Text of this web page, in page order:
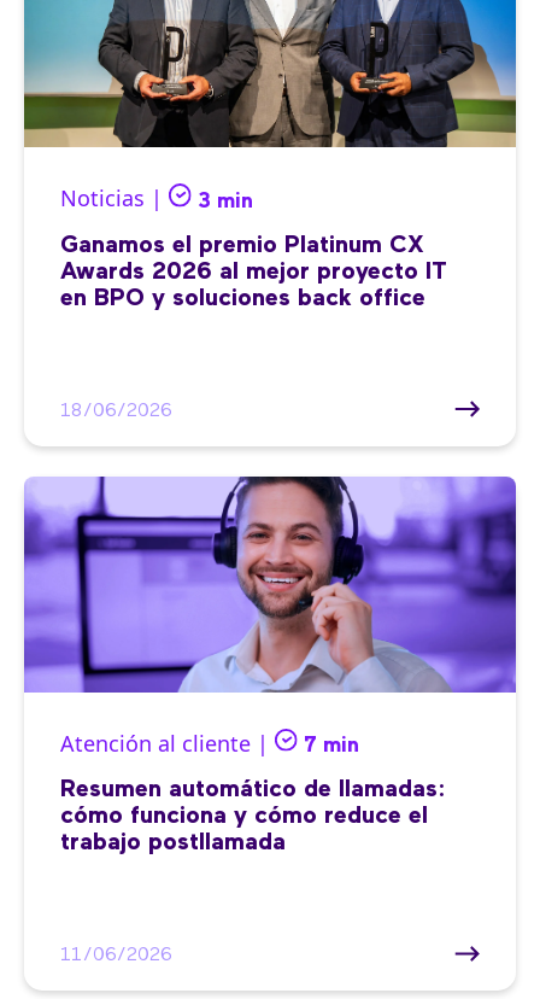
Noticias | 3 min
Ganamos el premio Platinum CX
Awards 2026 al mejor proyecto IT
en BPO y soluciones back office
18/06/2026
Atención al cliente | 7 min
Resumen automático de llamadas:
cómo funciona y cómo reduce el
trabajo postllamada
11/06/2026